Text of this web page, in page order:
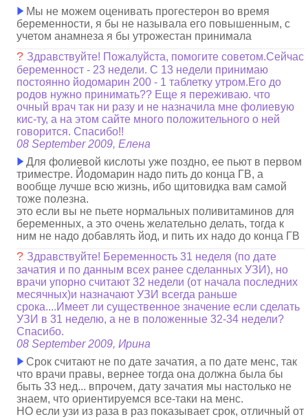
Мы не можем оценивать прогестерон во время
беременности, я бы не называла его повышенным, с
учетом анамнеза я бы утрожестан принимала
? Здравствуйте! Пожалуйста, помогите советом.Сейчас
беременност - 23 недели. С 13 недели принимаю
постоянно йодомарин 200 - 1 таблетку утром.Его до
родов нужно принимать?? Еще я переживаю. что
очный врач так ни разу и не назначила мне фолиевую
кис-ту, а на этом сайте много положительного о ней
говорится. Спасибо!!
08 September 2009, Елена
Для фолиевой кислоты уже поздно, ее пьют в первом
триместре. Йодомарин надо пить до конца ГВ, а
вообще лучше всю жизнь, ибо щитовидка вам самой
тоже полезна.
это если вы не пьете нормальных поливитаминов для
беременных, а это очень желательно делать, тогда к
ним не надо добавлять йод, и пить их надо до конца ГВ
? Здравствуйте! Беременность 31 неделя (по дате
зачатия и по данным всех ранее сделанных УЗИ), но
врачи упорно считают 32 недели (от начала последних
месячных)и назначают УЗИ всегда раньше
срока....Имеет ли существенное значение если сделать
УЗИ в 31 неделю, а не в положенные 32-34 недели?
Спасибо.
08 September 2009, Ирина
Срок считают не по дате зачатия, а по дате менс, так
что врачи правы, вернее тогда она должна была бы
быть 33 нед... впрочем, дату зачатия мы настолько не
знаем, что ориентируемся все-таки на менс.
НО если узи из раза в раз показывает срок, отличный от